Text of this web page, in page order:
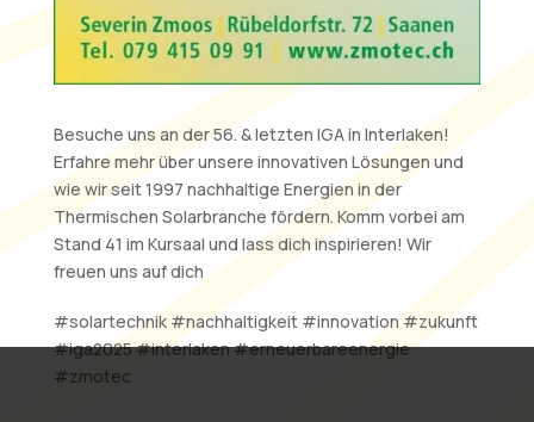
Besuche uns an der 56. & letzten IGA in Interlaken!
Erfahre mehr über unsere innovativen Lösungen und
wie wir seit 1997 nachhaltige Energien in der
Thermischen Solarbranche fördern. Komm vorbei am
Stand 41 im Kursaal und lass dich inspirieren! Wir
freuen uns auf dich
#solartechnik #nachhaltigkeit #innovation #zukunft
#iga2025 #interlaken #erneuerbareenergie
#zmotec